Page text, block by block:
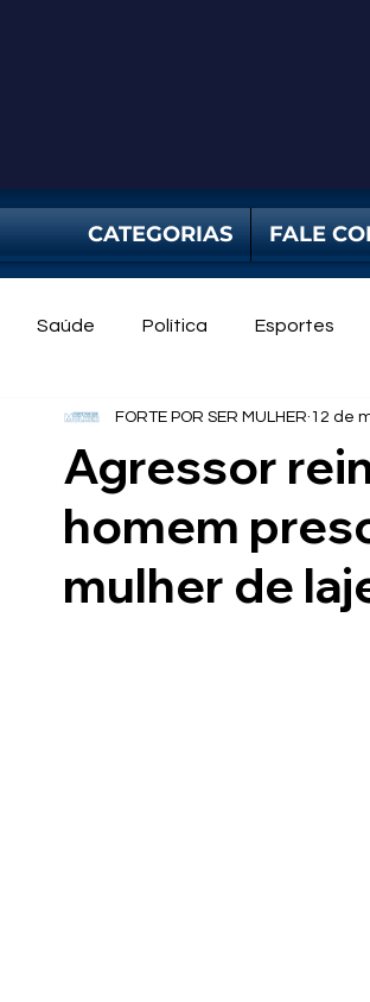
CATEGORIAS FALE
Saúde Política Esportes
Mercado Bahia Utilidade Pública
Agressor
homem
mulher de
FORTE POR SER MULHER 12 de